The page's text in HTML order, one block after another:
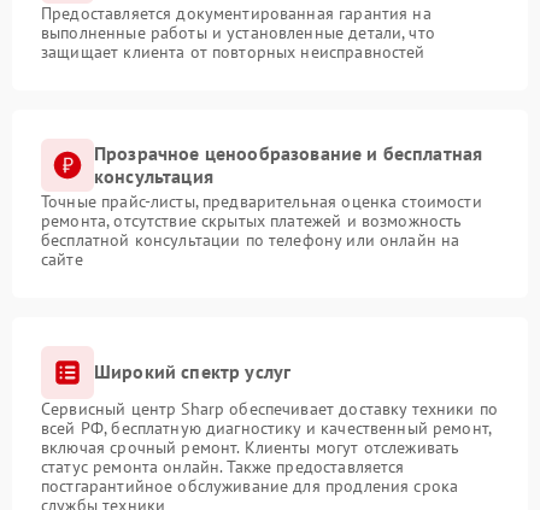
Предоставляется документированная гарантия на
выполненные работы и установленные детали, что
защищает клиента от повторных неисправностей
Прозрачное ценообразование и бесплатная
консультация
Точные прайс-листы, предварительная оценка стоимости
ремонта, отсутствие скрытых платежей и возможность
бесплатной консультации по телефону или онлайн на
сайте
Широкий спектр услуг
Сервисный центр Sharp обеспечивает доставку техники по
всей РФ, бесплатную диагностику и качественный ремонт,
включая срочный ремонт. Клиенты могут отслеживать
статус ремонта онлайн. Также предоставляется
постгарантийное обслуживание для продления срока
службы техники